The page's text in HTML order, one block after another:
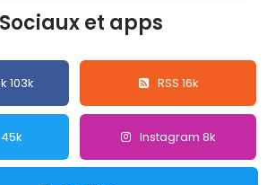
et apps
103k RSS 16k
Instagram 8k